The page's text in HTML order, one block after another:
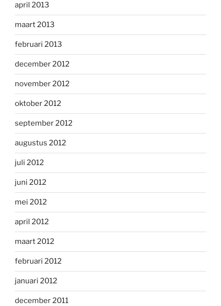
april 2013
maart 2013
februari 2013
december 2012
november 2012
oktober 2012
september 2012
augustus 2012
juli 2012
juni 2012
mei 2012
april 2012
maart 2012
februari 2012
januari 2012
december 2011